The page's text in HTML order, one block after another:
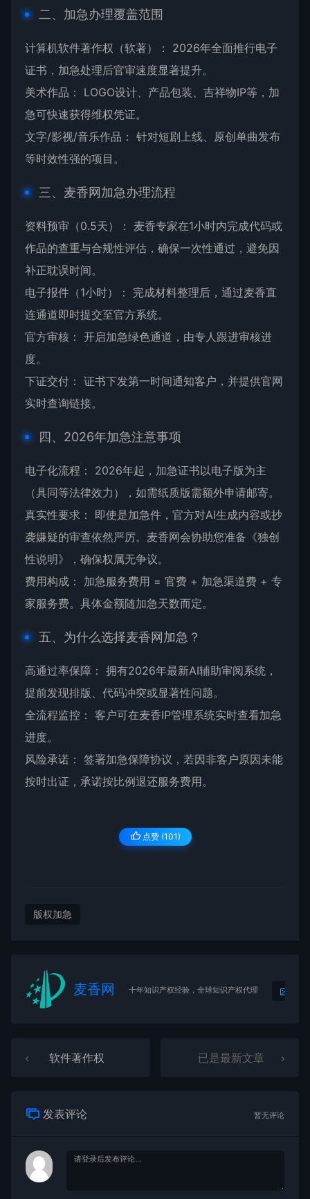
二、加急办理覆盖范围
计算机软件著作权（软著）： 2026年全面推行电子
证书，加急处理后官审速度显著提升。
美术作品： LOGO设计、产品包装、吉祥物IP等，加
急可快速获得维权凭证。
文字/影视/音乐作品： 针对短剧上线、原创单曲发布
等时效性强的项目。
三、麦香网加急办理流程
资料预审（0.5天）： 麦香专家在1小时内完成代码或
作品的查重与合规性评估，确保一次性通过，避免因
补正耽误时间。
电子报件（1小时）： 完成材料整理后，通过麦香直
连通道即时提交至官方系统。
官方审核： 开启加急绿色通道，由专人跟进审核进
度。
下证交付： 证书下发第一时间通知客户，并提供官网
实时查询链接。
四、2026年加急注意事项
电子化流程： 2026年起，加急证书以电子版为主
（具同等法律效力），如需纸质版需额外申请邮寄。
真实性要求： 即使是加急件，官方对AI生成内容或抄
袭嫌疑的审查依然严厉。麦香网会协助您准备《独创
性说明》，确保权属无争议。
费用构成： 加急服务费用 = 官费 + 加急渠道费 + 专
家服务费。具体金额随加急天数而定。
五、为什么选择麦香网加急？
高通过率保障： 拥有2026年最新AI辅助审阅系统，
提前发现排版、代码冲突或显著性问题。
全流程监控： 客户可在麦香IP管理系统实时查看加急
进度。
风险承诺： 签署加急保障协议，若因非客户原因未能
按时出证，承诺按比例退还服务费用。
点赞 (101)
版权加急
麦香网 十年知识产权经验，全球知识产权代理
软件著作权 已是最新文章
发表评论 暂无评论